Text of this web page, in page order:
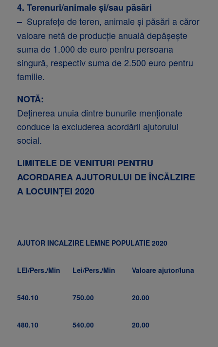
4. Terenuri/animale şi/sau păsări
– Suprafeţe de teren, animale şi păsări a căror
valoare netă de producţie anuală depăşeşte
suma de 1.000 de euro pentru persoana
singură, respectiv suma de 2.500 euro pentru
familie.
NOTĂ:
Deţinerea unuia dintre bunurile menţionate
conduce la excluderea acordării ajutorului
social.
LIMITELE DE VENITURI PENTRU
ACORDAREAAJUTORULUI DE ÎNCĂLZIRE
A LOCUINŢEI 2020
AJUTOR INCALZIRE LEMNE POPULATIE 2020
LEI/Pers./Min Lei/Pers./Min Valoare ajutor/luna
540.10 750.00 20.00
480.10 540.00 20.00